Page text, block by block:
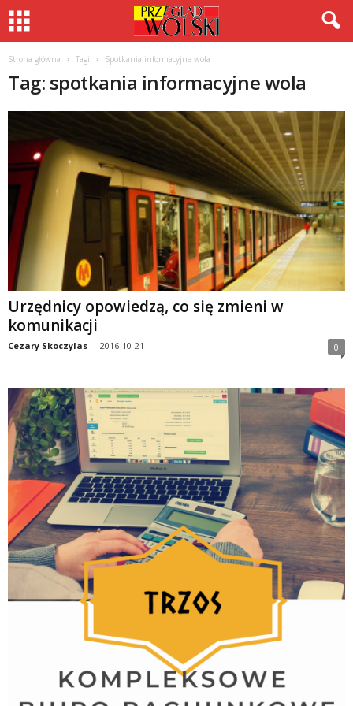
Strona główna Tagi Spotkania informacyjne wola
Tag: spotkania informacyjne wola
Urzędnicy opowiedzą, co się zmieni w
komunikacji
Cezary Skoczylas - 2016-10-21 0